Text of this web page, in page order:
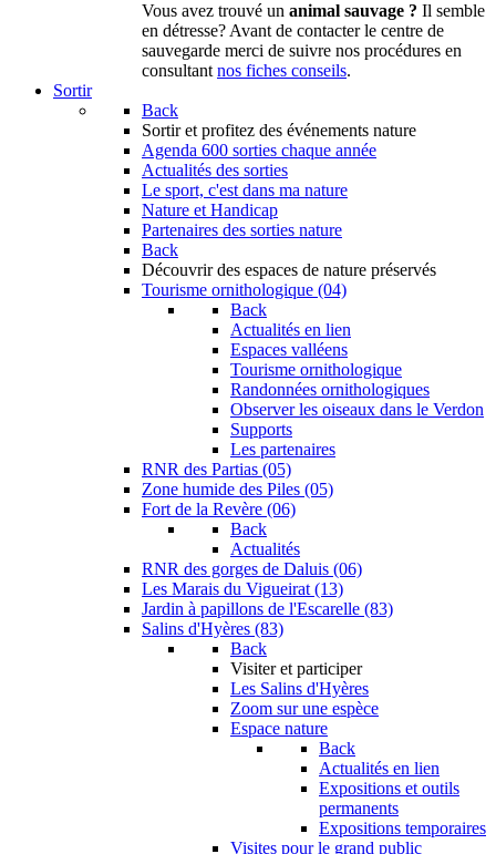
Vous avez trouvé un animal sauvage ? Il semble
en détresse? Avant de contacter le centre de
sauvegarde merci de suivre nos procédures en
consultant nos fiches conseils.
Sortir
Back
Sortir et profitez des événements nature
Agenda 600 sorties chaque année
Actualités des sorties
Le sport, c'est dans ma nature
Nature et Handicap
Partenaires des sorties nature
Back
Découvrir des espaces de nature préservés
Tourisme ornithologique (04)
Back
Actualités en lien
Espaces valléens
Tourisme ornithologique
Randonnées ornithologiques
Observer les oiseaux dans le Verdon
Supports
Les partenaires
RNR des Partias (05)
Zone humide des Piles (05)
Fort de la Revère (06)
Back
Actualités
RNR des gorges de Daluis (06)
Les Marais du Vigueirat (13)
Jardin à papillons de l'Escarelle (83)
Salins d'Hyères (83)
Back
Visiter et participer
Les Salins d'Hyères
Zoom sur une espèce
Espace nature
Back
Actualités en lien
Expositions et outils
permanents
Expositions temporaires
Visites pour le grand public